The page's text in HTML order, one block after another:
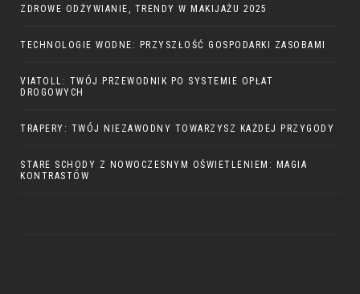
ZDROWE ODŻYWIANIE, TRENDY W MAKIJAŻU 2025
TECHNOLOGIE WODNE: PRZYSZŁOŚĆ GOSPODARKI ZASOBAMI
VIATOLL: TWÓJ PRZEWODNIK PO SYSTEMIE OPŁAT
DROGOWYCH
TRAPERY: TWÓJ NIEZAWODNY TOWARZYSZ KAŻDEJ PRZYGODY
STARE SCHODY Z NOWOCZESNYM OŚWIETLENIEM: MAGIA
KONTRASTÓW